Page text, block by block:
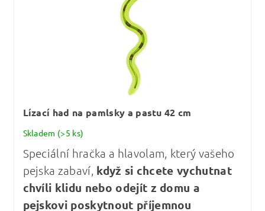
Lízací had na pamlsky a pastu 42 cm
Skladem (>5 ks)
Speciální hračka a hlavolam, který vašeho
pejska zabaví, když si chcete vychutnat
chvíli klidu nebo odejít z domu a
pejskovi poskytnout příjemnou